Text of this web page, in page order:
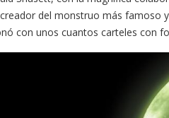
del monstruo más famoso
con unos cuantos carteles con